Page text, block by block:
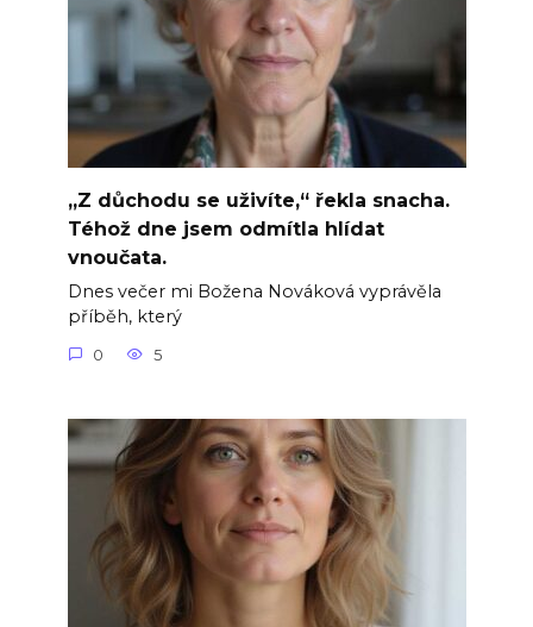
„Z důchodu se uživíte,“ řekla snacha.
Téhož dne jsem odmítla hlídat
vnoučata.
Dnes večer mi Božena Nováková vyprávěla
příběh, který
0 5